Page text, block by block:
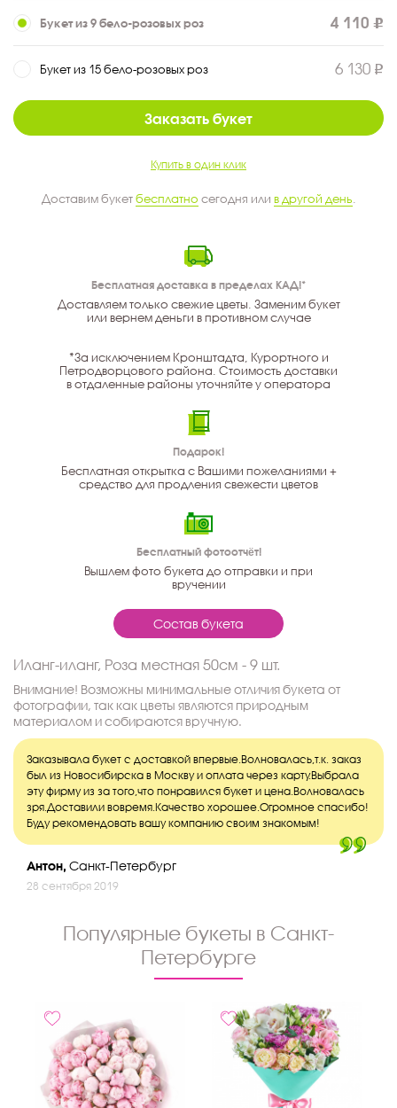
Букет из 9 бело-розовых роз 4 110
Букет из 15 бело-розовых роз 6 130
Заказать букет
Купить в один клик
Доставим букетбесплатно сегодня или в другой день
Бесплатная доставка в пределах КАД!*
Доставляем только свежие цветы. Заменим букет
или вернем деньги в противном случае
*За исключением Кронштадта, Курортного и
Петродворцового района. Стоимость доставки
в отдаленные районы уточняйте у оператора
Подарок!
Бесплатная открытка с Вашими пожеланиями +
средство для продления свежести цветов
Бесплатный фотоотчёт!
Вышлем фото букета до отправки и при
вручении
Состав букета
Иланг-иланг, Роза местная 50см - 9 шт.
Внимание! Возможны минимальные отличия букета от
фотографии, так как цветы являются природным
материалом и собираются вручную.
Заказывала букет с доставкой впервые.Волновалась,т.к. заказ
был из Новосибирска в Москву и оплата через карту.Выбрала
эту фирму из за того,что понравился букет и цена.Волновалась
зря.Доставили вовремя.Качество хорошее.Огромное спасибо!
Буду рекомендовать вашу компанию своим знакомым!
Антон, Санкт-Петербург
28 сентября 2019
Популярные букеты в Санкт-
Петербурге